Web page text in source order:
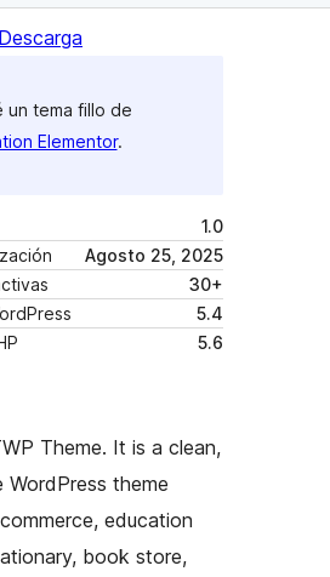
Descarga
un tema fillo de
Elementor.
1.0
Agosto 25, 2025
30+
5.4
5.6
Theme. It is a clean,
WordPress theme
education
book store,